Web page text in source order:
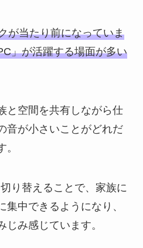
が当たり前になっていま
」が活躍する場面が多い
と空間を共有しながら仕
音が小さいことがどれだ
り替えることで、家族に
中できるようになり、
み感じています。